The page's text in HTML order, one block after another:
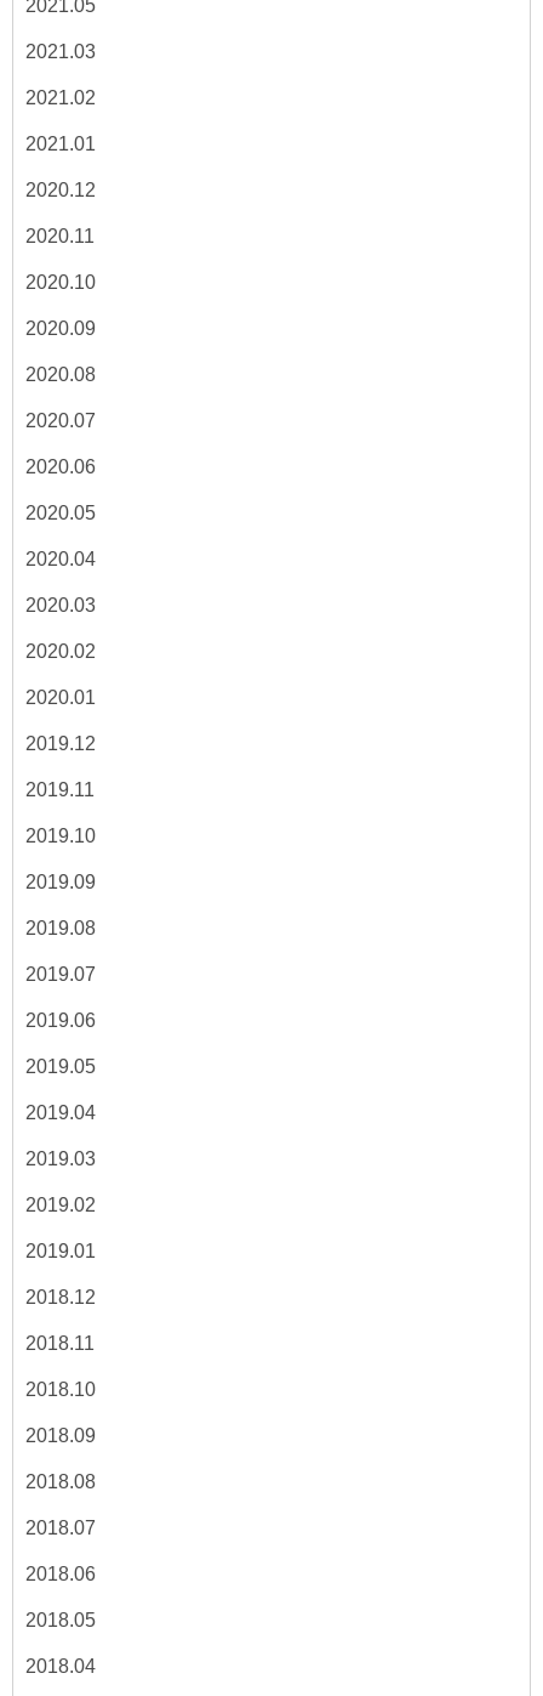
2021.05
2021.03
2021.02
2021.01
2020.12
2020.11
2020.10
2020.09
2020.08
2020.07
2020.06
2020.05
2020.04
2020.03
2020.02
2020.01
2019.12
2019.11
2019.10
2019.09
2019.08
2019.07
2019.06
2019.05
2019.04
2019.03
2019.02
2019.01
2018.12
2018.11
2018.10
2018.09
2018.08
2018.07
2018.06
2018.05
2018.04